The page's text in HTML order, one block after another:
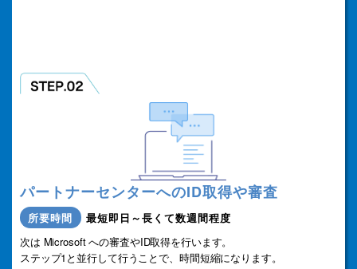
パートナーセンターへのID取得や審査
所要時間
最短即日～長くて数週間程度
次は Microsoft への審査やID取得を行います。
ステップ1と並行して行うことで、時間短縮になります。